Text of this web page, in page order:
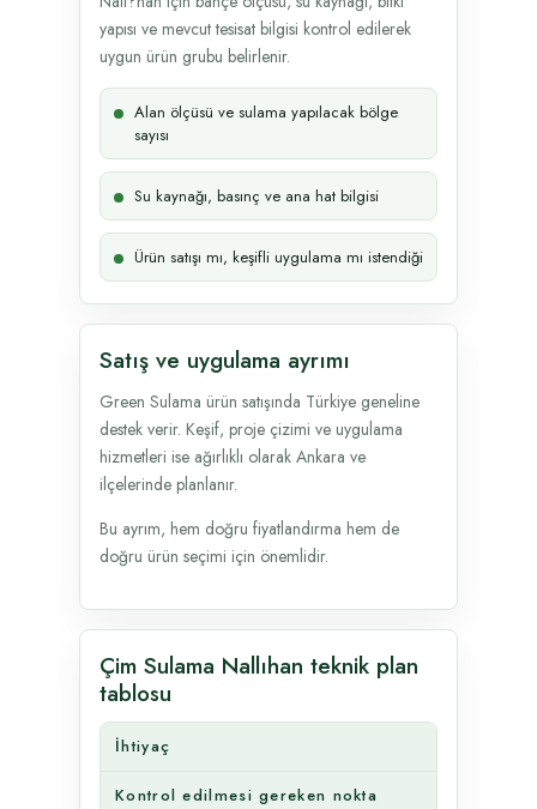
yapısı ve mevcut tesisat bilgisi kontrol edilerek
uygun ürün grubu belirlenir.
Alan ölçüsü ve sulama yapılacak bölge
sayısı
Su kaynağı, basınç ve ana hat bilgisi
Ürün satışı mı, keşifli uygulama mı istendiği
Satış ve uygulama ayrımı
Green Sulama ürün satışında Türkiye geneline
destek verir. Keşif, proje çizimi ve uygulama
hizmetleri ise ağırlıklı olarak Ankara ve
ilçelerinde planlanır.
Bu ayrım, hem doğru fiyatlandırma hem de
doğru ürün seçimi için önemlidir.
Çim Sulama Nallıhan teknik plan
tablosu
İhtiyaç
Kontrol edilmesi gereken nokta